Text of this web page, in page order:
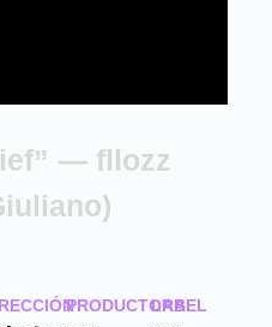
— fllozz
PRODUCTORA
LABEL